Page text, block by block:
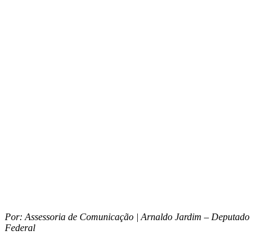
Por: Assessoria de Comunicação | Arnaldo Jardim – Deputado
Federal